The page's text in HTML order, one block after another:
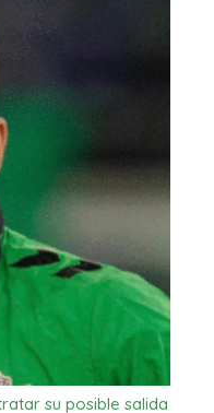
su posible salida